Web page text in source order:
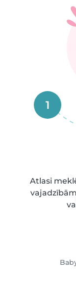
1
Atlasi